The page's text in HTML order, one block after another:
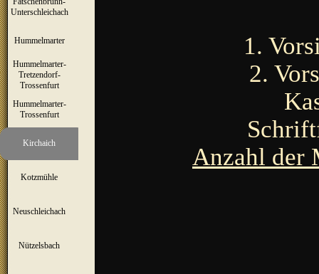
Unterschleichach
Hummelmarter
Hummelmarter-
Tretzendorf-
Trossenfurt
Hummelmarter-
Trossenfurt
Kirchaich
Kotzmühle
Neuschleichach
Nützelsbach
1.
2.
Anzahl der